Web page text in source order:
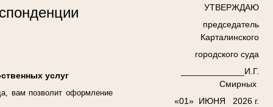
УТВЕРЖДАЮ
председатель
Карталинского
городского суда
_____________И.Г.
Смирных
«01» ИЮНЯ 2026 г.
услуг
вам позволит оформление